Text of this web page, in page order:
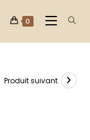
0
Produit suivant